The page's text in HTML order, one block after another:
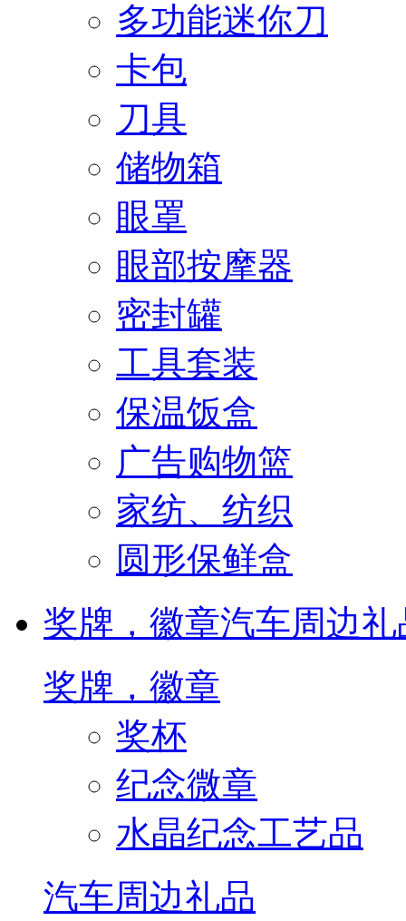
多功能迷你刀
卡包
刀具
储物箱
眼罩
眼部按摩器
密封罐
工具套装
保温饭盒
广告购物篮
家纺、纺织
圆形保鲜盒
奖牌，徽章汽车周边礼
奖牌，徽章
奖杯
纪念微章
水晶纪念工艺品
汽车周边礼品